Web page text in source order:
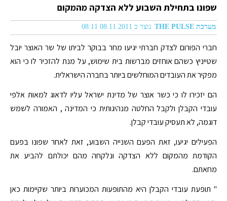
שפונו בתחילת השבוע ללא הצדקה מהמקום
מערכת THE PULSE נוצר ב 08.11.2011 08:11
חברי הפורום לצדק חברתי יגיעו מחר בבוקר לביתו של שר האוצר יובל
שטייניץ כשהם אוחזים מברשות בית שימוש, על מנת להזכיר לו כי הוא
מפקיר את העובדים המוחלשים ביותר בחברה הישראלית.
הם יזכירו לו כי כשר אוצר של מדינת ישראל עליו לדאוג למאות אלפי
עובדי הקבלן ולקבל החלטה מנהיגותית כי המדינה , האמורה לשמש
דוגמה, לא תעסיק עובדי קבלן.
הפעילים יגיעו, זאת הפעם השנייה השבוע, זאת לאחר שפונו בפעם
הקודמת מהמקום ללא הצדקה ונלקחה מהם יכולתם להביע את
מחאתם.
" תופעת עובדי הקבלן היא מהתופעות המכוערות ביותר שקיימות כאן